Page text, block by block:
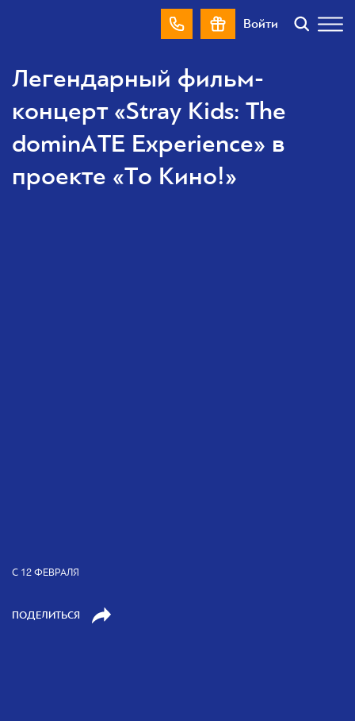
Войти
C 12 ФЕВРАЛЯ
ПОДЕЛИТЬСЯ
Легендарный фильм-
концерт «Stray Kids: The
dominATE Experience» в
проекте «То Кино!»